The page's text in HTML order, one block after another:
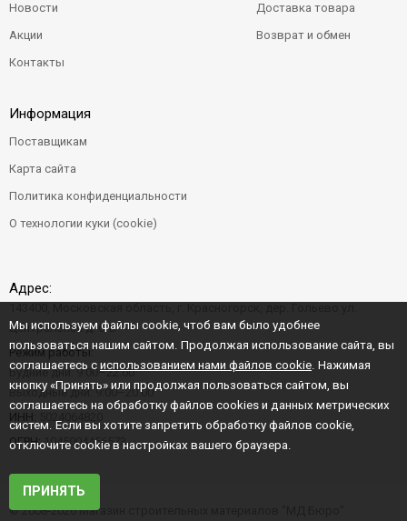
Новости
Акции
Контакты
Доставка товара
Возврат и обмен
Информация
Поставщикам
Карта сайта
Политика конфиденциальности
О технологии куки (cookie)
Адрес:
Центральная д. 6"Б"
Режим работы:
Будние дни: 9:00–22:00
Выходные дни: 9:00–20:00
ИНН:
ОГРН:1045004456573
© 2008-2026 Магазин строительных материалов "МД Бюро"
Мы используем файлы cookie, чтоб вам было удобнее
пользоваться нашим сайтом. Продолжая использование сайта, вы
соглашаетесь с использованием нами файлов cookie . Нажимая
кнопку «Принять» или продолжая пользоваться сайтом, вы
соглашаетесь на обработку файлов cookies и данных метрических
систем. Если вы хотите запретить обработку файлов cookie,
отключите cookie в настройках вашего браузера.
ПРИНЯТЬ